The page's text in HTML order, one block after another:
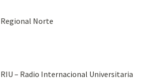
Regional Norte
RIU – Radio Internacional Universitaria